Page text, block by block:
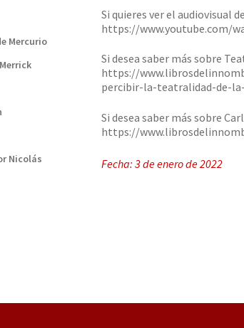
Si quieres ver el audiovisual
https://www.youtube.com/
Si desea saber más sobre
https://
percibir-la-teatralidad-de-
Si desea saber más sobre
https://
Fecha: 3 de enero de 2022
Mercurio
Nicolás